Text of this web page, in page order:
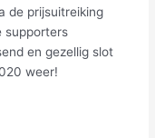
de prijsuitreiking
supporters
en gezellig slot
weer!